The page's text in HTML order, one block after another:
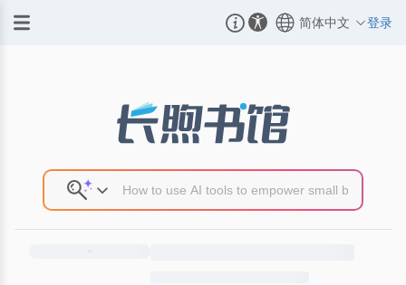
简体中文 登录